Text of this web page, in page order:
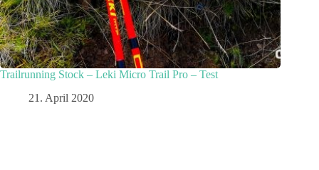
Trailrunning Stock – Leki Micro Trail Pro – Test
21. April 2020